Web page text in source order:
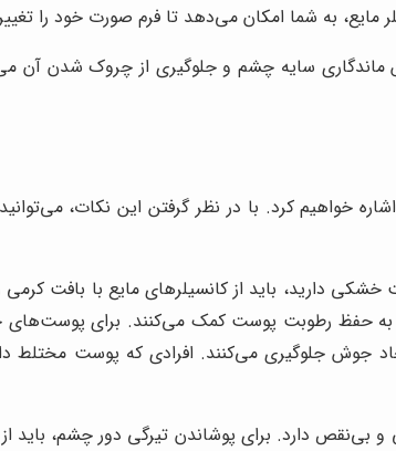
مایع، به شما امکان می‌دهد تا فرم صورت خود را
ماندگاری سایه چشم و جلوگیری از چروک شدن
خواهیم کرد. با در نظر گرفتن این نکات،
دارید، باید از کانسیلرهای مایع با بافت
حفظ رطوبت پوست کمک می‌کنند. برای پوست‌های
جلوگیری می‌کنند. افرادی که پوست مختلط
دارد. برای پوشاندن تیرگی دور چشم، باید